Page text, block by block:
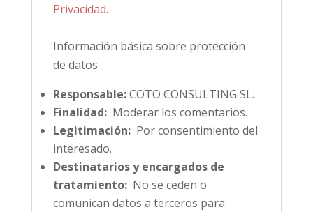
Privacidad.
Información básica sobre protección
de datos
Responsable:COTO CONSULTING SL.
Finalidad:Moderar los comentarios.
Legitimación:Por consentimiento del
interesado.
Destinatarios y encargados de
tratamiento:No se ceden o
comunican datos a terceros para